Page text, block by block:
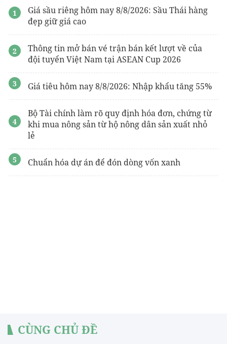
Giá sầu riêng hôm nay 8/8/2026: Sầu Thái hàng
đẹp giữ giá cao
Thông tin mở bán vé trận bán kết lượt về của
đội tuyển Việt Nam tại ASEAN Cup 2026
Giá tiêu hôm nay 8/8/2026: Nhập khẩu tăng 55%
Bộ Tài chính làm rõ quy định hóa đơn, chứng từ
khi mua nông sản từ hộ nông dân sản xuất nhỏ
lẻ
Chuẩn hóa dự án để đón dòng vốn xanh
CÙNG CHỦ ĐỀ